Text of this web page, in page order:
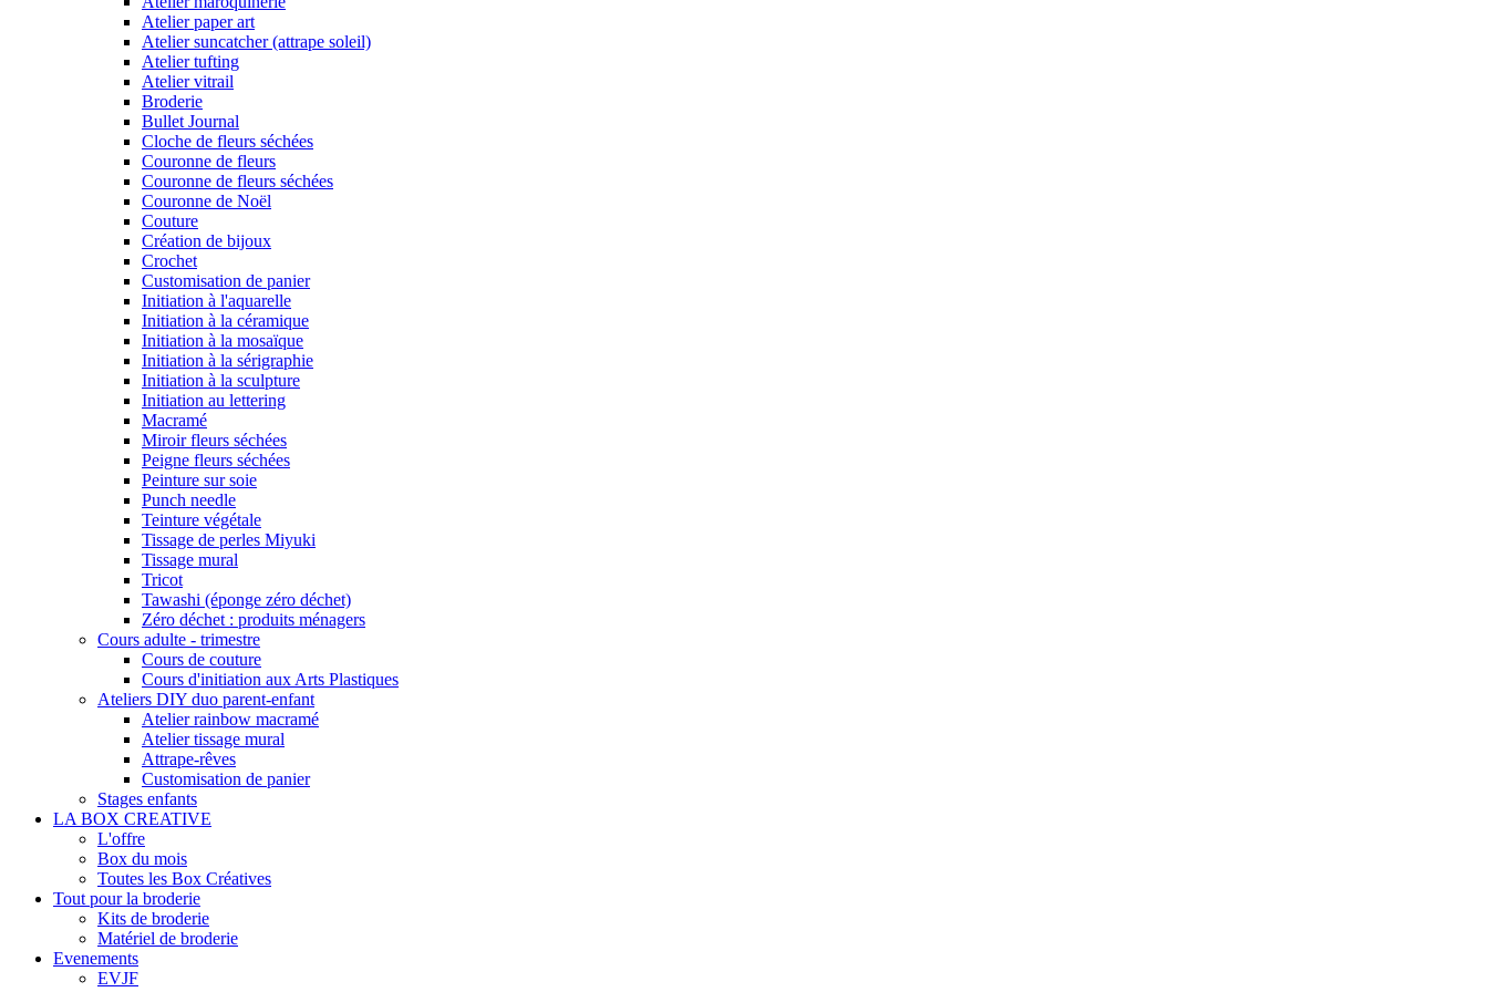
Atelier paper art
Atelier suncatcher (attrape soleil)
Atelier tufting
Atelier vitrail
Broderie
Bullet Journal
Cloche de fleurs séchées
Couronne de fleurs
Couronne de fleurs séchées
Couronne de Noël
Couture
Création de bijoux
Crochet
Customisation de panier
Initiation à l'aquarelle
Initiation à la céramique
Initiation à la mosaïque
Initiation à la sérigraphie
Initiation à la sculpture
Initiation au lettering
Macramé
Miroir fleurs séchées
Peigne fleurs séchées
Peinture sur soie
Punch needle
Teinture végétale
Tissage de perles Miyuki
Tissage mural
Tricot
Tawashi (éponge zéro déchet)
Zéro déchet : produits ménagers
Cours adulte - trimestre
Cours de couture
Cours d'initiation aux Arts Plastiques
Ateliers DIY duo parent-enfant
Atelier rainbow macramé
Atelier tissage mural
Attrape-rêves
Customisation de panier
Stages enfants
LA BOX CREATIVE
L'offre
Box du mois
Toutes les Box Créatives
Tout pour la broderie
Kits de broderie
Matériel de broderie
Evenements
EVJF